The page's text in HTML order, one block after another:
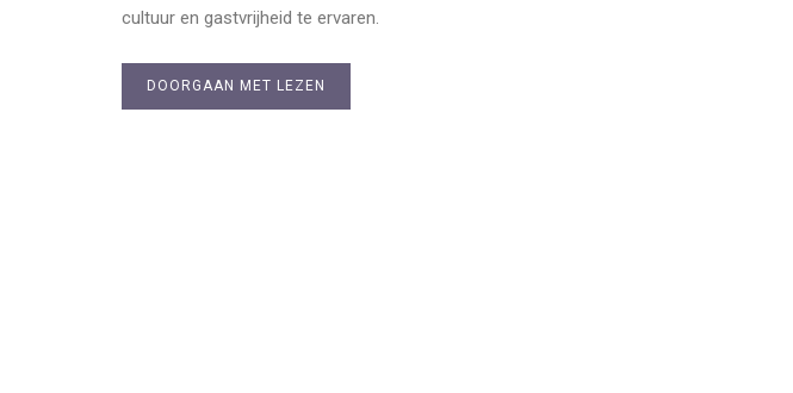
cultuur en gastvrijheid te ervaren.
DOORGAAN MET LEZEN